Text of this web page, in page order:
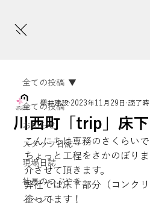
全ての投稿
お知らせ
スタッフ日誌
現場日誌
社長のつぶやき
イベント
全ての投稿
川西町「trip」床
櫻井建設 2023年11月29日 読了
こんにちは専務のさくらいで
ちょっと工程をさかのぼり
介させて頂きます。
弊社では床下部分（コンク
塗ってます！